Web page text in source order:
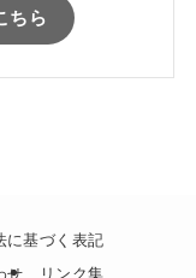
ちら
に基づく表記
せ リンク集